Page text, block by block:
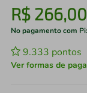
R$ 266,00
No pagamento com
9.333 pontos
Ver formas de